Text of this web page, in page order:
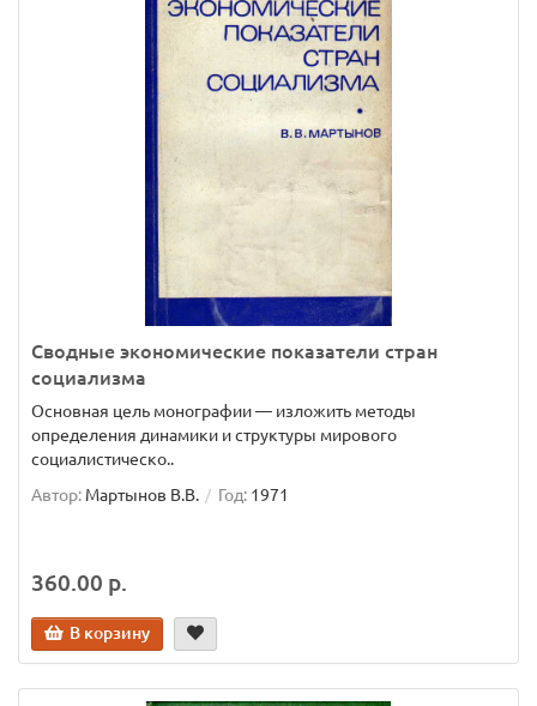
Сводные экономические показатели стран
социализма
Основная цель монографии — изложить методы
определения динамики и структуры мирового
социалистическо..
Автор: Мартынов В.В. Год: 1971
360.00 р.
В корзину